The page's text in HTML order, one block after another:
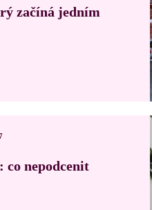
začíná jedním
co nepodcenit